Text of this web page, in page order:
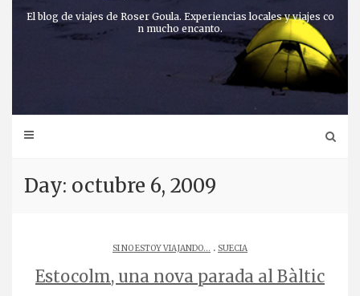
El blog de viajes de Roser Goula. Experiencias locales y viajes co
n mucho encanto.
Day: octubre 6, 2009
SI NO ESTOY VIAJANDO... . SUECIA
Estocolm, una nova parada al Bàltic